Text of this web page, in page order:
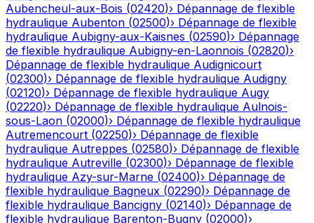
Aubencheul-aux-Bois (02420)› Dépannage de flexible
hydraulique Aubenton (02500)› Dépannage de flexible
hydraulique Aubigny-aux-Kaisnes (02590)› Dépannage
de flexible hydraulique Aubigny-en-Laonnois (02820)›
Dépannage de flexible hydraulique Audignicourt
(02300)› Dépannage de flexible hydraulique Audigny
(02120)› Dépannage de flexible hydraulique Augy
(02220)› Dépannage de flexible hydraulique Aulnois-
sous-Laon (02000)› Dépannage de flexible hydraulique
Autremencourt (02250)› Dépannage de flexible
hydraulique Autreppes (02580)› Dépannage de flexible
hydraulique Autreville (02300)› Dépannage de flexible
hydraulique Azy-sur-Marne (02400)› Dépannage de
flexible hydraulique Bagneux (02290)› Dépannage de
flexible hydraulique Bancigny (02140)› Dépannage de
flexible hydraulique Barenton-Bugny (02000)›